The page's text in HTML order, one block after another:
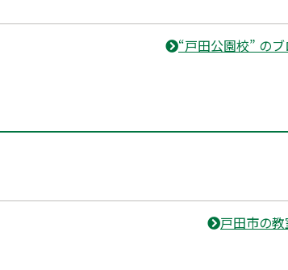
“戸田公園校” の
戸田市の